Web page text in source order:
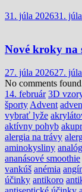
31. júla 202631.
Nové kroky na
27. júla 202627.
No comments
14. február 3D
športy Advent
vybrať lyže
aktívny pohyb
alergia na trávy
aminokysliny
ananásové smoothie
vankúš anémia
účinky antikoro